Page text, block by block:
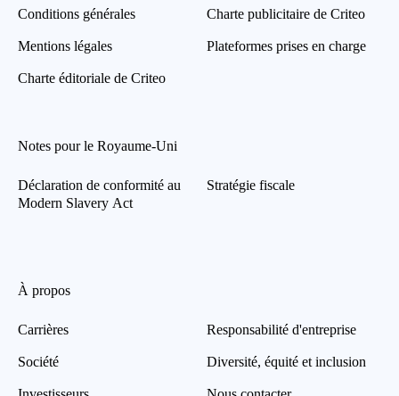
Conditions générales
Mentions légales
Charte éditoriale de Criteo
Charte publicitaire de Criteo
Plateformes prises en charge
Notes pour le Royaume-Uni
Déclaration de conformité au
Modern Slavery Act
Stratégie fiscale
À propos
Carrières
Société
Responsabilité d'entreprise
Diversité, équité et inclusion